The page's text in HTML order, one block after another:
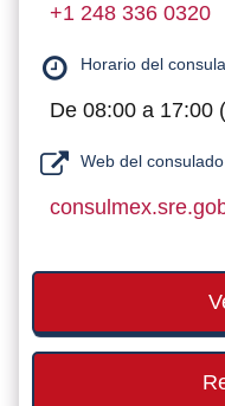
+1 248 336 0320
Horario del
De 08:00 a 17:00
Web del consulado